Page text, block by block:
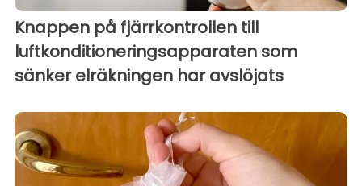
Knappen på fjärrkontrollen till
luftkonditioneringsapparaten som
sänker elräkningen har avslöjats